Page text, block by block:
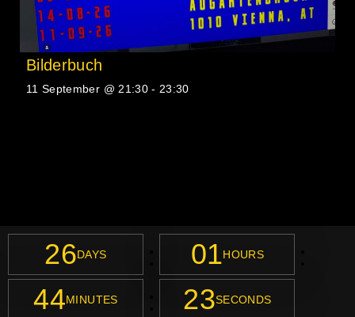
Bilderbuch
11 September @ 21:30 - 23:30
26DAYS 01HOURS
44MINUTES 21SECONDS